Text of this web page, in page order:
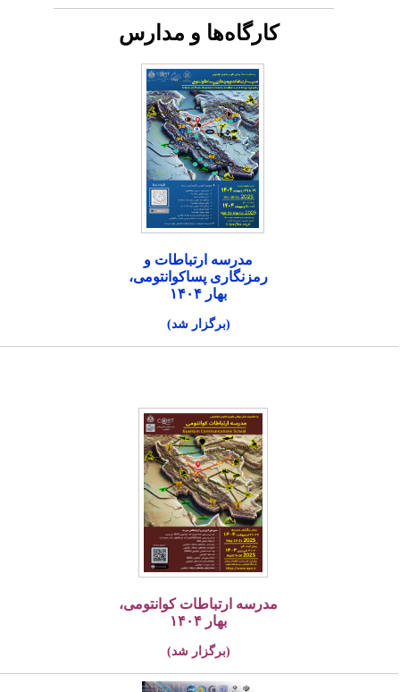
کارگاه‌ها و مدارس
مدرسه ارتباطات و
رمزنگاری پساکوانتومی،
بهار ۱۴۰۴
(برگزار شد)
مدرسه ارتباطات کوانتومی،
بهار ۱۴۰۴
(برگزار شد)